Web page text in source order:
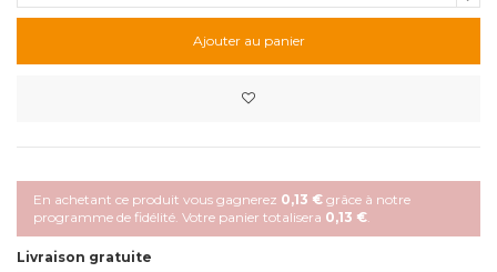
Ajouter au panier
En achetant ce produit vous gagnerez 0,13 € grâce à notre
programme de fidélité. Votre panier totalisera 0,13 €
Livraison gratuite